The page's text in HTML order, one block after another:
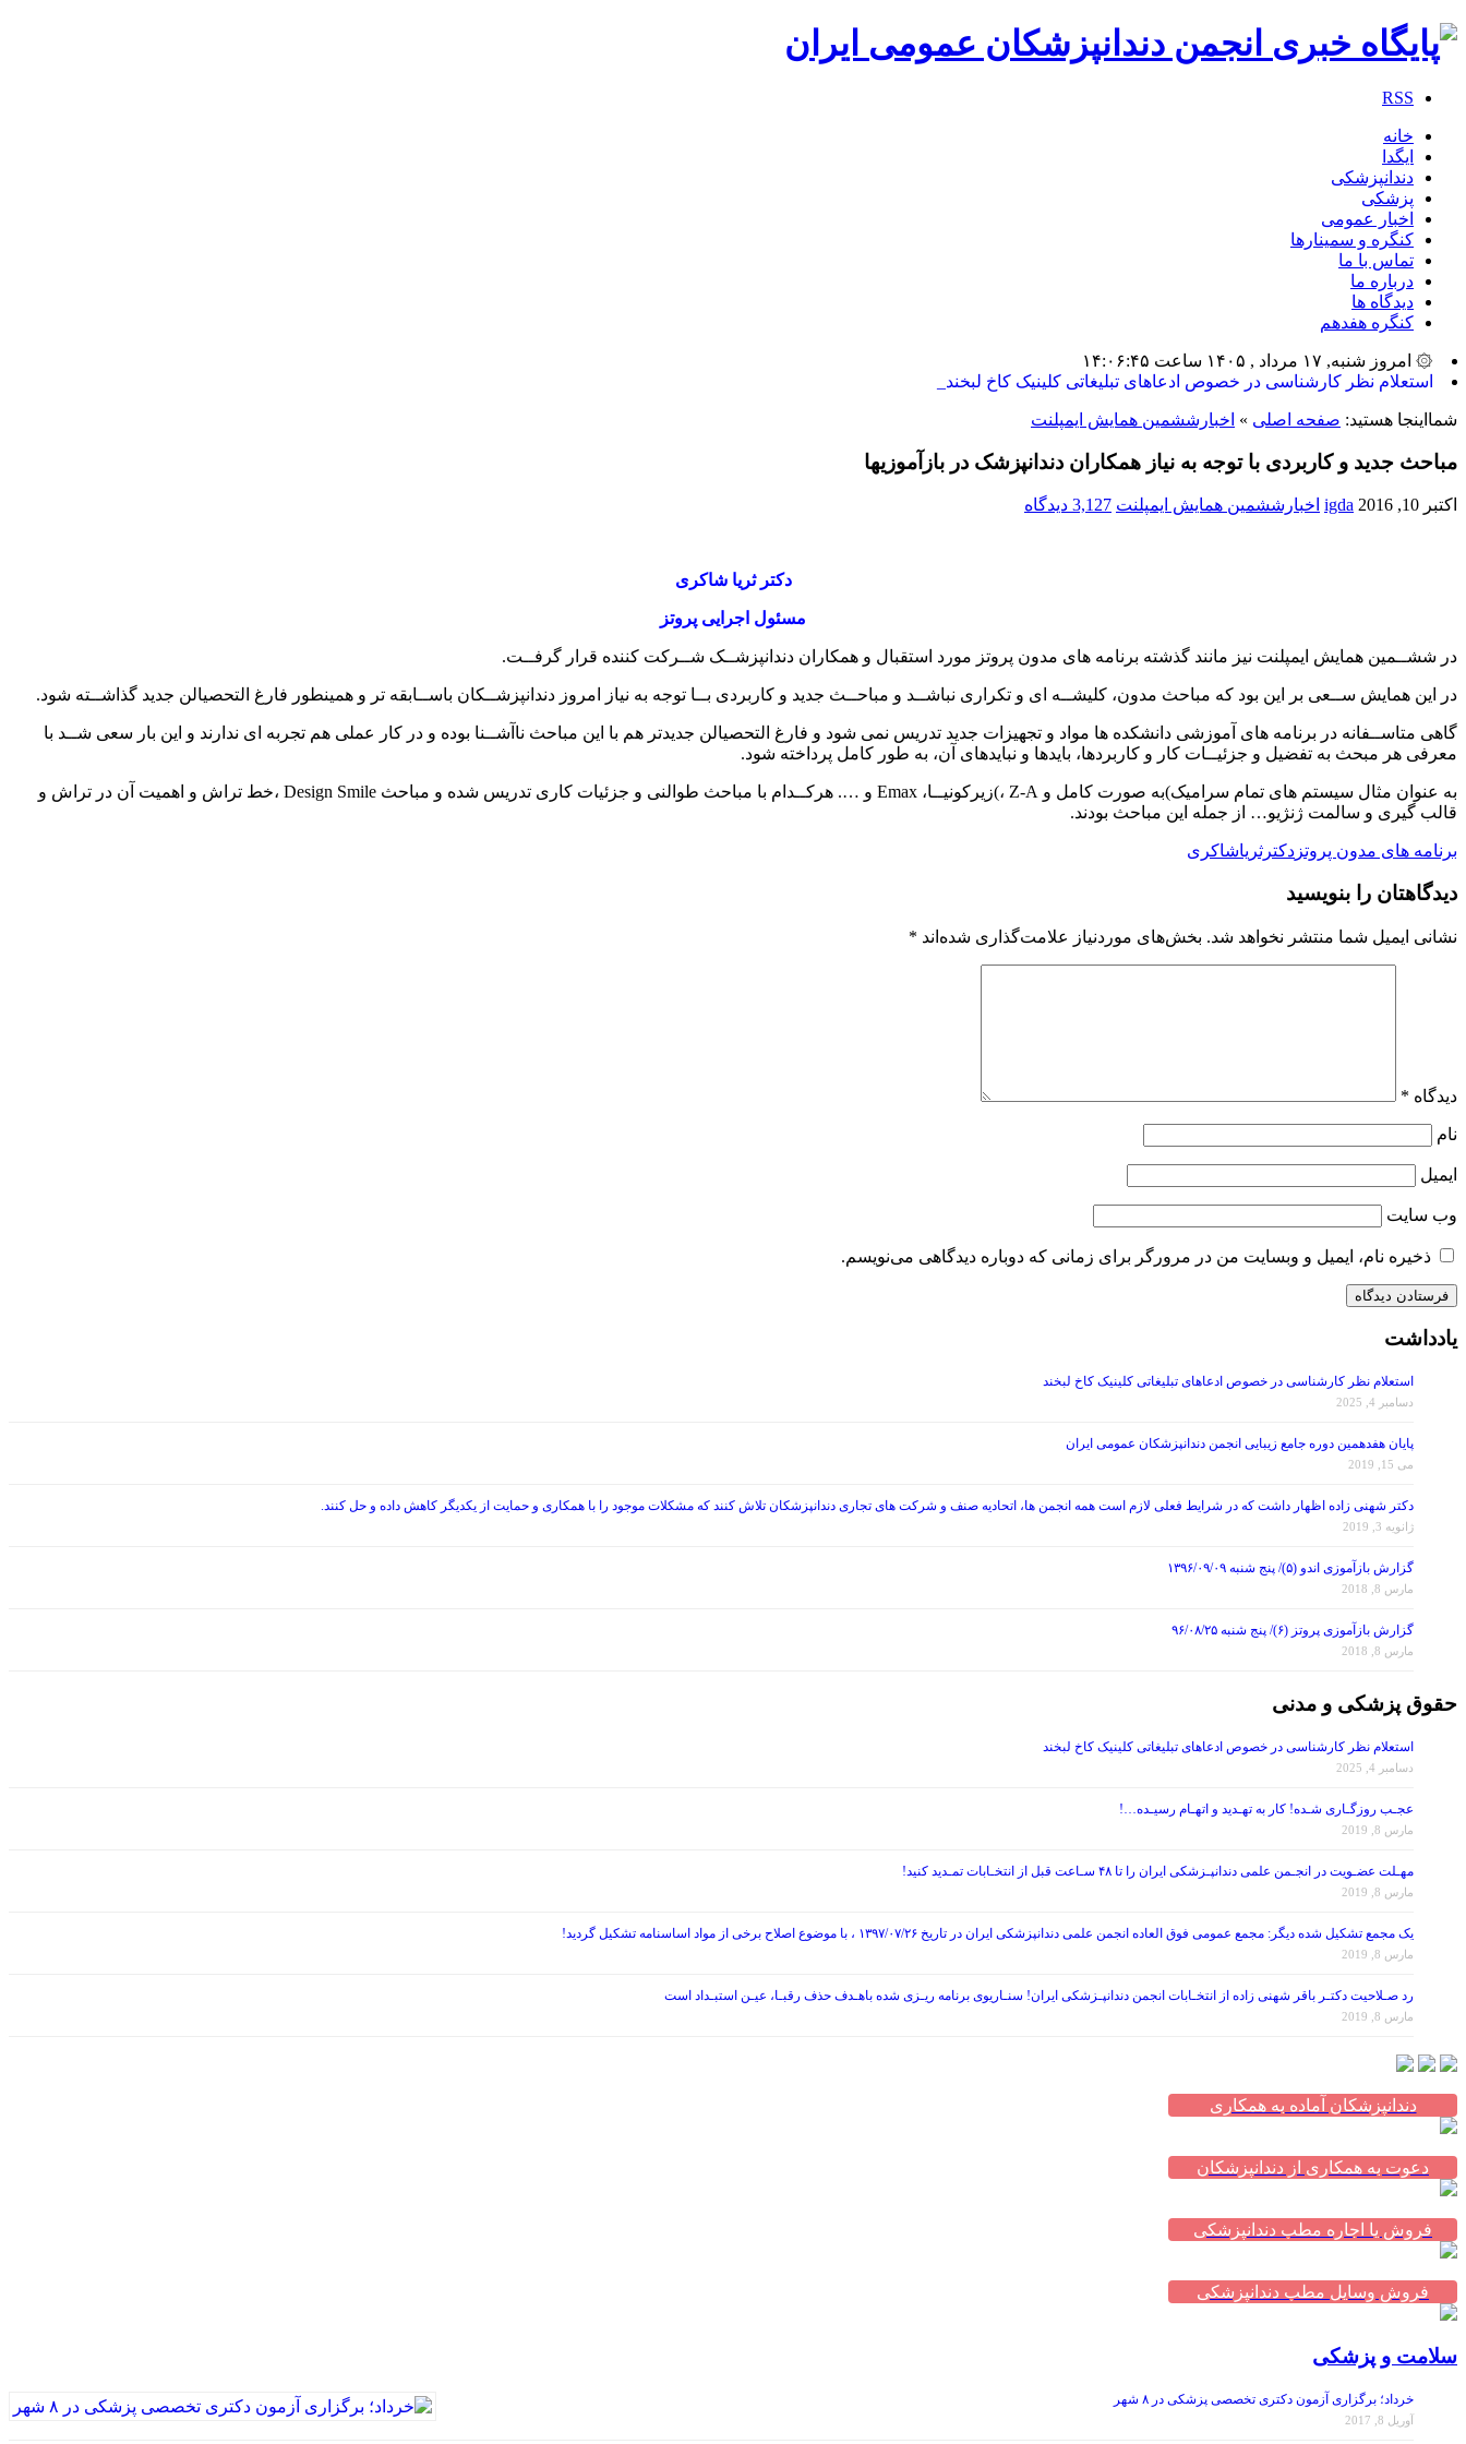
RSS
خانه
ایگدا
دندانپزشکی
پزشکی
اخبار عمومی
کنگره و سمینارها
تماس با ما
درباره ما
دیدگاه ها
کنگره هفدهم
۞ امروز شنبه, ۱۷ مرداد , ۱۴۰۵ ساعت ۱۴:۰۶:۴۵
بیشترین_
شمااینجا هستید: صفحه اصلی » اخبارششمین همایش ایمپلنت
مباحث جدید و کاربردی با توجه به نیاز همکاران دندانپزشک در بازآموزیها
اکتبر 10, 2016 igda اخبارششمین همایش ایمپلنت 3,127 دیدگاه
دکتر ثریا شاکری
مسئول اجرایی پروتز
در ششــمین همایش ایمپلنت نیز مانند گذشته برنامه های مدون پروتز مورد استقبال و همکاران دندانپزشــک شــرکت کننده قرار گرفــت.
در این همایش ســعی بر این بود که مباحث مدون، کلیشــه ای و تکراری نباشــد و مباحــث جدید و کاربردی بــا توجه به نیاز امروز دندانپزشــکان باســابقه تر و همینطور فارغ التحصیالن جدید گذاشــته شود.
گاهی متاســفانه در برنامه های آموزشی دانشکده ها مواد و تجهیزات جدید تدریس نمی شود و فارغ التحصیالن جدیدتر هم با این مباحث ناآشــنا بوده و در کار عملی هم تجربه ای ندارند و این بار سعی شــد با
معرفی هر مبحث به تفضیل و جزئیــات کار و کاربردها، بایدها و نبایدهای آن، به طور کامل پرداخته شود.
به عنوان مثال سیستم های تمام سرامیک)به صورت کامل و Z-A ،)زیرکونیــا، Emax و …. هرکــدام با مباحث طوالنی و جزئیات کاری تدریس شده و مباحث Design Smile ،خط تراش و اهمیت آن در تراش و
قالب گیری و سالمت ژنژیو… از جمله این مباحث بودند.
برنامه های مدون پروتز دکترثریاشاکری
دیدگاهتان را بنویسید
نشانی ایمیل شما منتشر نخواهد شد. بخش‌های موردنیاز علامت‌گذاری شده‌اند *
دیدگاه *
نام
ایمیل
وب‌ سایت
ذخیره نام، ایمیل و وبسایت من در مرورگر برای زمانی که دوباره دیدگاهی می‌نویسم.
یادداشت
استعلام نظر کارشناسی در خصوص ادعاهای تبلیغاتی کلینیک کاخ لبخند
دسامبر 4, 2025
پایان هفدهمین دوره جامع زیبایی انجمن دندانپزشکان عمومی ایران
می 15, 2019
دکتر شهنی زاده اظهار داشت که در شرایط فعلی لازم است همه انجمن ها، اتحادیه صنف و شرکت های تجاری دندانپزشکان تلاش کنند که مشکلات موجود را با همکاری و حمایت از یکدیگر کاهش داده و حل کنند.
ژانویه 3, 2019
گزارش بازآموزی اندو (۵)/ پنج شنبه ۱۳۹۶/۰۹/۰۹
مارس 8, 2018
گزارش بازآموزی پروتز (۶)/ پنج شنبه ۹۶/۰۸/۲۵
مارس 8, 2018
حقوق پزشکی و مدنی
استعلام نظر کارشناسی در خصوص ادعاهای تبلیغاتی کلینیک کاخ لبخند
دسامبر 4, 2025
عجـب روزگـاری شـده! کار به تهـدید و اتهـام رسیـده…!
مارس 8, 2019
مهـلت عضـویت در انجـمن علمی دندانپـزشکی ایران را تا ۴۸ سـاعت قبل از انتخـابات تمـدید کنید!
مارس 8, 2019
یک مجمع تشکیل شده دیگر: مجمع عمومی فوق العاده انجمن علمی دندانپزشکی ایران در تاریخ ۱۳۹۷/۰۷/۲۶ ، با موضوع اصلاح برخی از مواد اساسنامه تشکیل گردید!
مارس 8, 2019
رد صـلاحیت دکتـر باقر شهنی زاده از انتخـابات انجمن دندانپـزشکی ایران! سنـاریوی برنامه ریـزی شده باهـدف حذف رقبـا، عیـن استبـداد است
مارس 8, 2019
دندانپزشکان آماده به همکاری
دعوت به همکاری از دندانپزشکان
فروش یا اجاره مطب دندانپزشکی
فروش وسایل مطب دندانپزشکی
سلامت و پزشکی
خرداد؛ برگزاری آزمون دکتری تخصصی پزشکی در ۸ شهر
آوریل 8, 2017